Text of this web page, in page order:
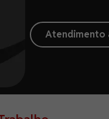
Atendimento